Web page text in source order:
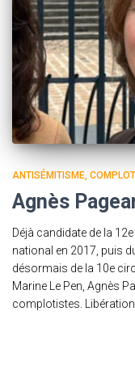
ANTISÉMITISME
Agnès
Déjà candidate de la
national en 2017, puis
désormais de la 10e
Marine Le Pen, Agnès
complotistes.